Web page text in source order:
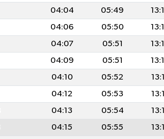
04:04 05:49
04:06 05:50
04:07 05:51
04:09 05:51
04:10 05:52
04:12 05:53
04:13 05:54
04:15 05:55